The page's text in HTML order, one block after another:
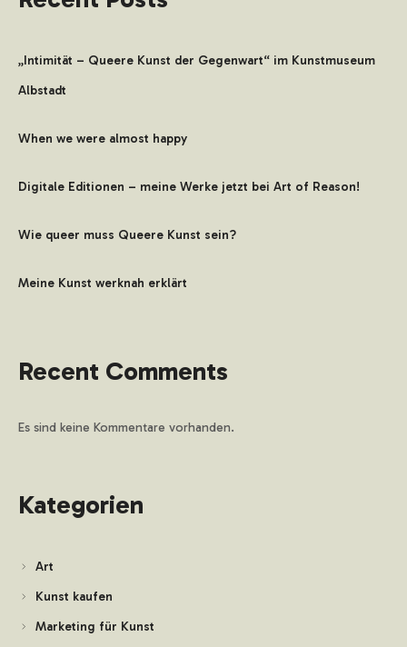
„Intimität – Queere Kunst der Gegenwart“ im Kunstmuseum
Albstadt
When we were almost happy
Digitale Editionen – meine Werke jetzt bei Art of Reason!
Wie queer muss Queere Kunst sein?
Meine Kunst werknah erklärt
Recent Comments
Es sind keine Kommentare vorhanden.
Kategorien
Art
Kunst kaufen
Marketing für Kunst